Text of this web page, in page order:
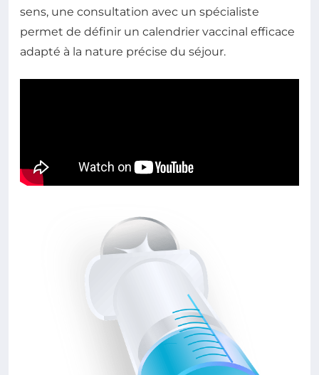
sens, une consultation avec un spécialiste
permet de définir un calendrier vaccinal efficace
adapté à la nature précise du séjour.